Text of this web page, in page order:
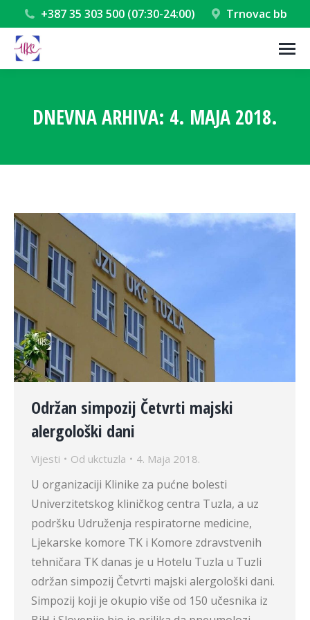
+387 35 303 500 (07:30-24:00) Trnovac bb
DNEVNA ARHIVA: 4. MAJA 2018.
Održan simpozij Četvrti majski
alergološki dani
Vijesti Od ukctuzla 4. Maja 2018.
U organizaciji Klinike za pućne bolesti
Univerzitetskog kliničkog centra Tuzla, a uz
podršku Udruženja respiratorne medicine,
Ljekarske komore TK i Komore zdravstvenih
tehničara TK danas je u Hotelu Tuzla u Tuzli
održan simpozij Četvrti majski alergološki dani.
Simpozij koji je okupio više od 150 učesnika iz